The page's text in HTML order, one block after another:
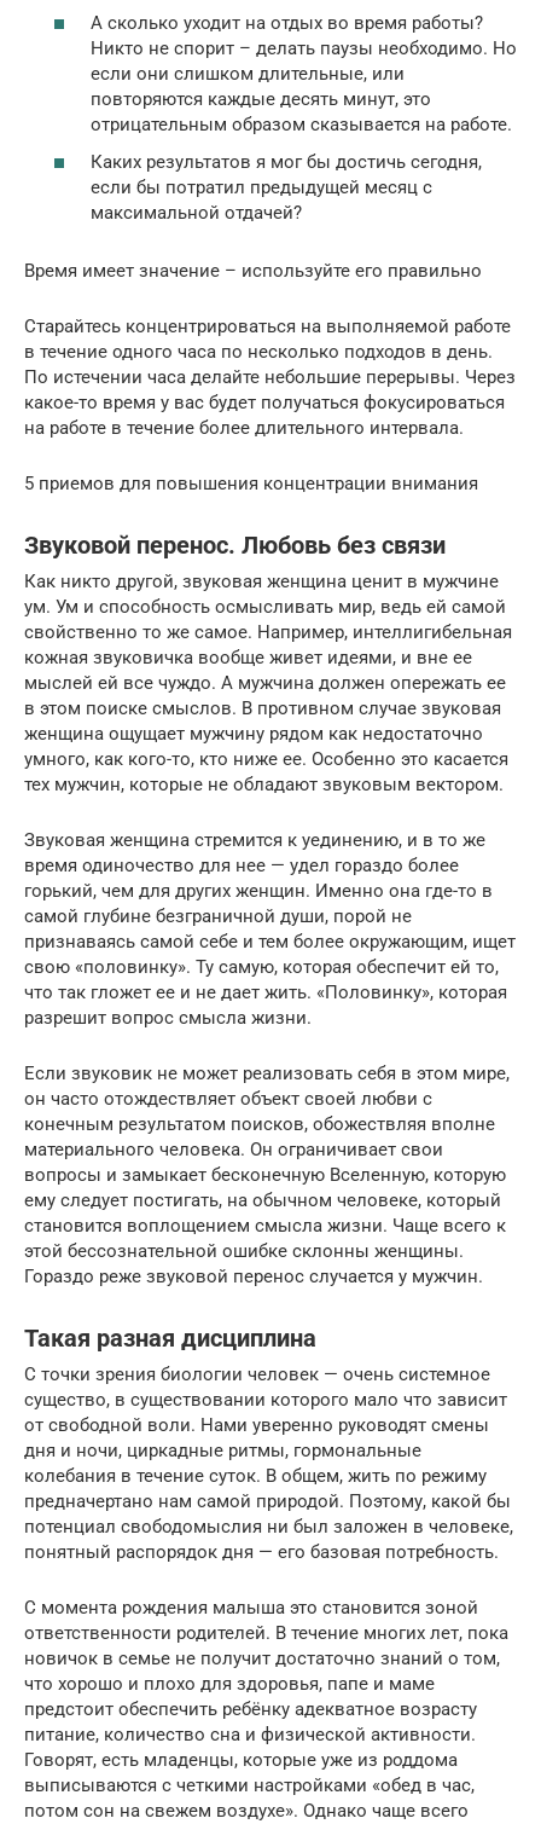
А сколько уходит на отдых во время работы?
Никто не спорит – делать паузы необходимо. Но
если они слишком длительные, или
повторяются каждые десять минут, это
отрицательным образом сказывается на работе.
Каких результатов я мог бы достичь сегодня,
если бы потратил предыдущей месяц с
максимальной отдачей?
Время имеет значение – используйте его правильно
Старайтесь концентрироваться на выполняемой работе
в течение одного часа по несколько подходов в день.
По истечении часа делайте небольшие перерывы. Через
какое-то время у вас будет получаться фокусироваться
на работе в течение более длительного интервала.
5 приемов для повышения концентрации внимания
Звуковой перенос. Любовь без связи
Как никто другой, звуковая женщина ценит в мужчине
ум. Ум и способность осмысливать мир, ведь ей самой
свойственно то же самое. Например, интеллигибельная
кожная звуковичка вообще живет идеями, и вне ее
мыслей ей все чуждо. А мужчина должен опережать ее
в этом поиске смыслов. В противном случае звуковая
женщина ощущает мужчину рядом как недостаточно
умного, как кого-то, кто ниже ее. Особенно это касается
тех мужчин, которые не обладают звуковым вектором.
Звуковая женщина стремится к уединению, и в то же
время одиночество для нее — удел гораздо более
горький, чем для других женщин. Именно она где-то в
самой глубине безграничной души, порой не
признаваясь самой себе и тем более окружающим, ищет
свою «половинку». Ту самую, которая обеспечит ей то,
что так гложет ее и не дает жить. «Половинку», которая
разрешит вопрос смысла жизни.
Если звуковик не может реализовать себя в этом мире,
он часто отождествляет объект своей любви с
конечным результатом поисков, обожествляя вполне
материального человека. Он ограничивает свои
вопросы и замыкает бесконечную Вселенную, которую
ему следует постигать, на обычном человеке, который
становится воплощением смысла жизни. Чаще всего к
этой бессознательной ошибке склонны женщины.
Гораздо реже звуковой перенос случается у мужчин.
Такая разная дисциплина
С точки зрения биологии человек — очень системное
существо, в существовании которого мало что зависит
от свободной воли. Нами уверенно руководят смены
дня и ночи, циркадные ритмы, гормональные
колебания в течение суток. В общем, жить по режиму
предначертано нам самой природой. Поэтому, какой бы
потенциал свободомыслия ни был заложен в человеке,
понятный распорядок дня — его базовая потребность.
С момента рождения малыша это становится зоной
ответственности родителей. В течение многих лет, пока
новичок в семье не получит достаточно знаний о том,
что хорошо и плохо для здоровья, папе и маме
предстоит обеспечить ребёнку адекватное возрасту
питание, количество сна и физической активности.
Говорят, есть младенцы, которые уже из роддома
выписываются с четкими настройками «обед в час,
потом сон на свежем воздухе». Однако чаще всего